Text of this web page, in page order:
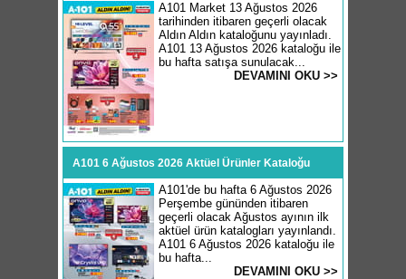
A101 Market 13 Ağustos 2026
tarihinden itibaren geçerli olacak
Aldın Aldın kataloğunu yayınladı.
A101 13 Ağustos 2026 kataloğu ile
bu hafta satışa sunulacak...
DEVAMINI OKU >>
A101 6 Ağustos 2026 Aktüel Ürünler Kataloğu
A101'de bu hafta 6 Ağustos 2026
Perşembe gününden itibaren
geçerli olacak Ağustos ayının ilk
aktüel ürün katalogları yayınlandı.
A101 6 Ağustos 2026 kataloğu ile
bu hafta...
DEVAMINI OKU >>